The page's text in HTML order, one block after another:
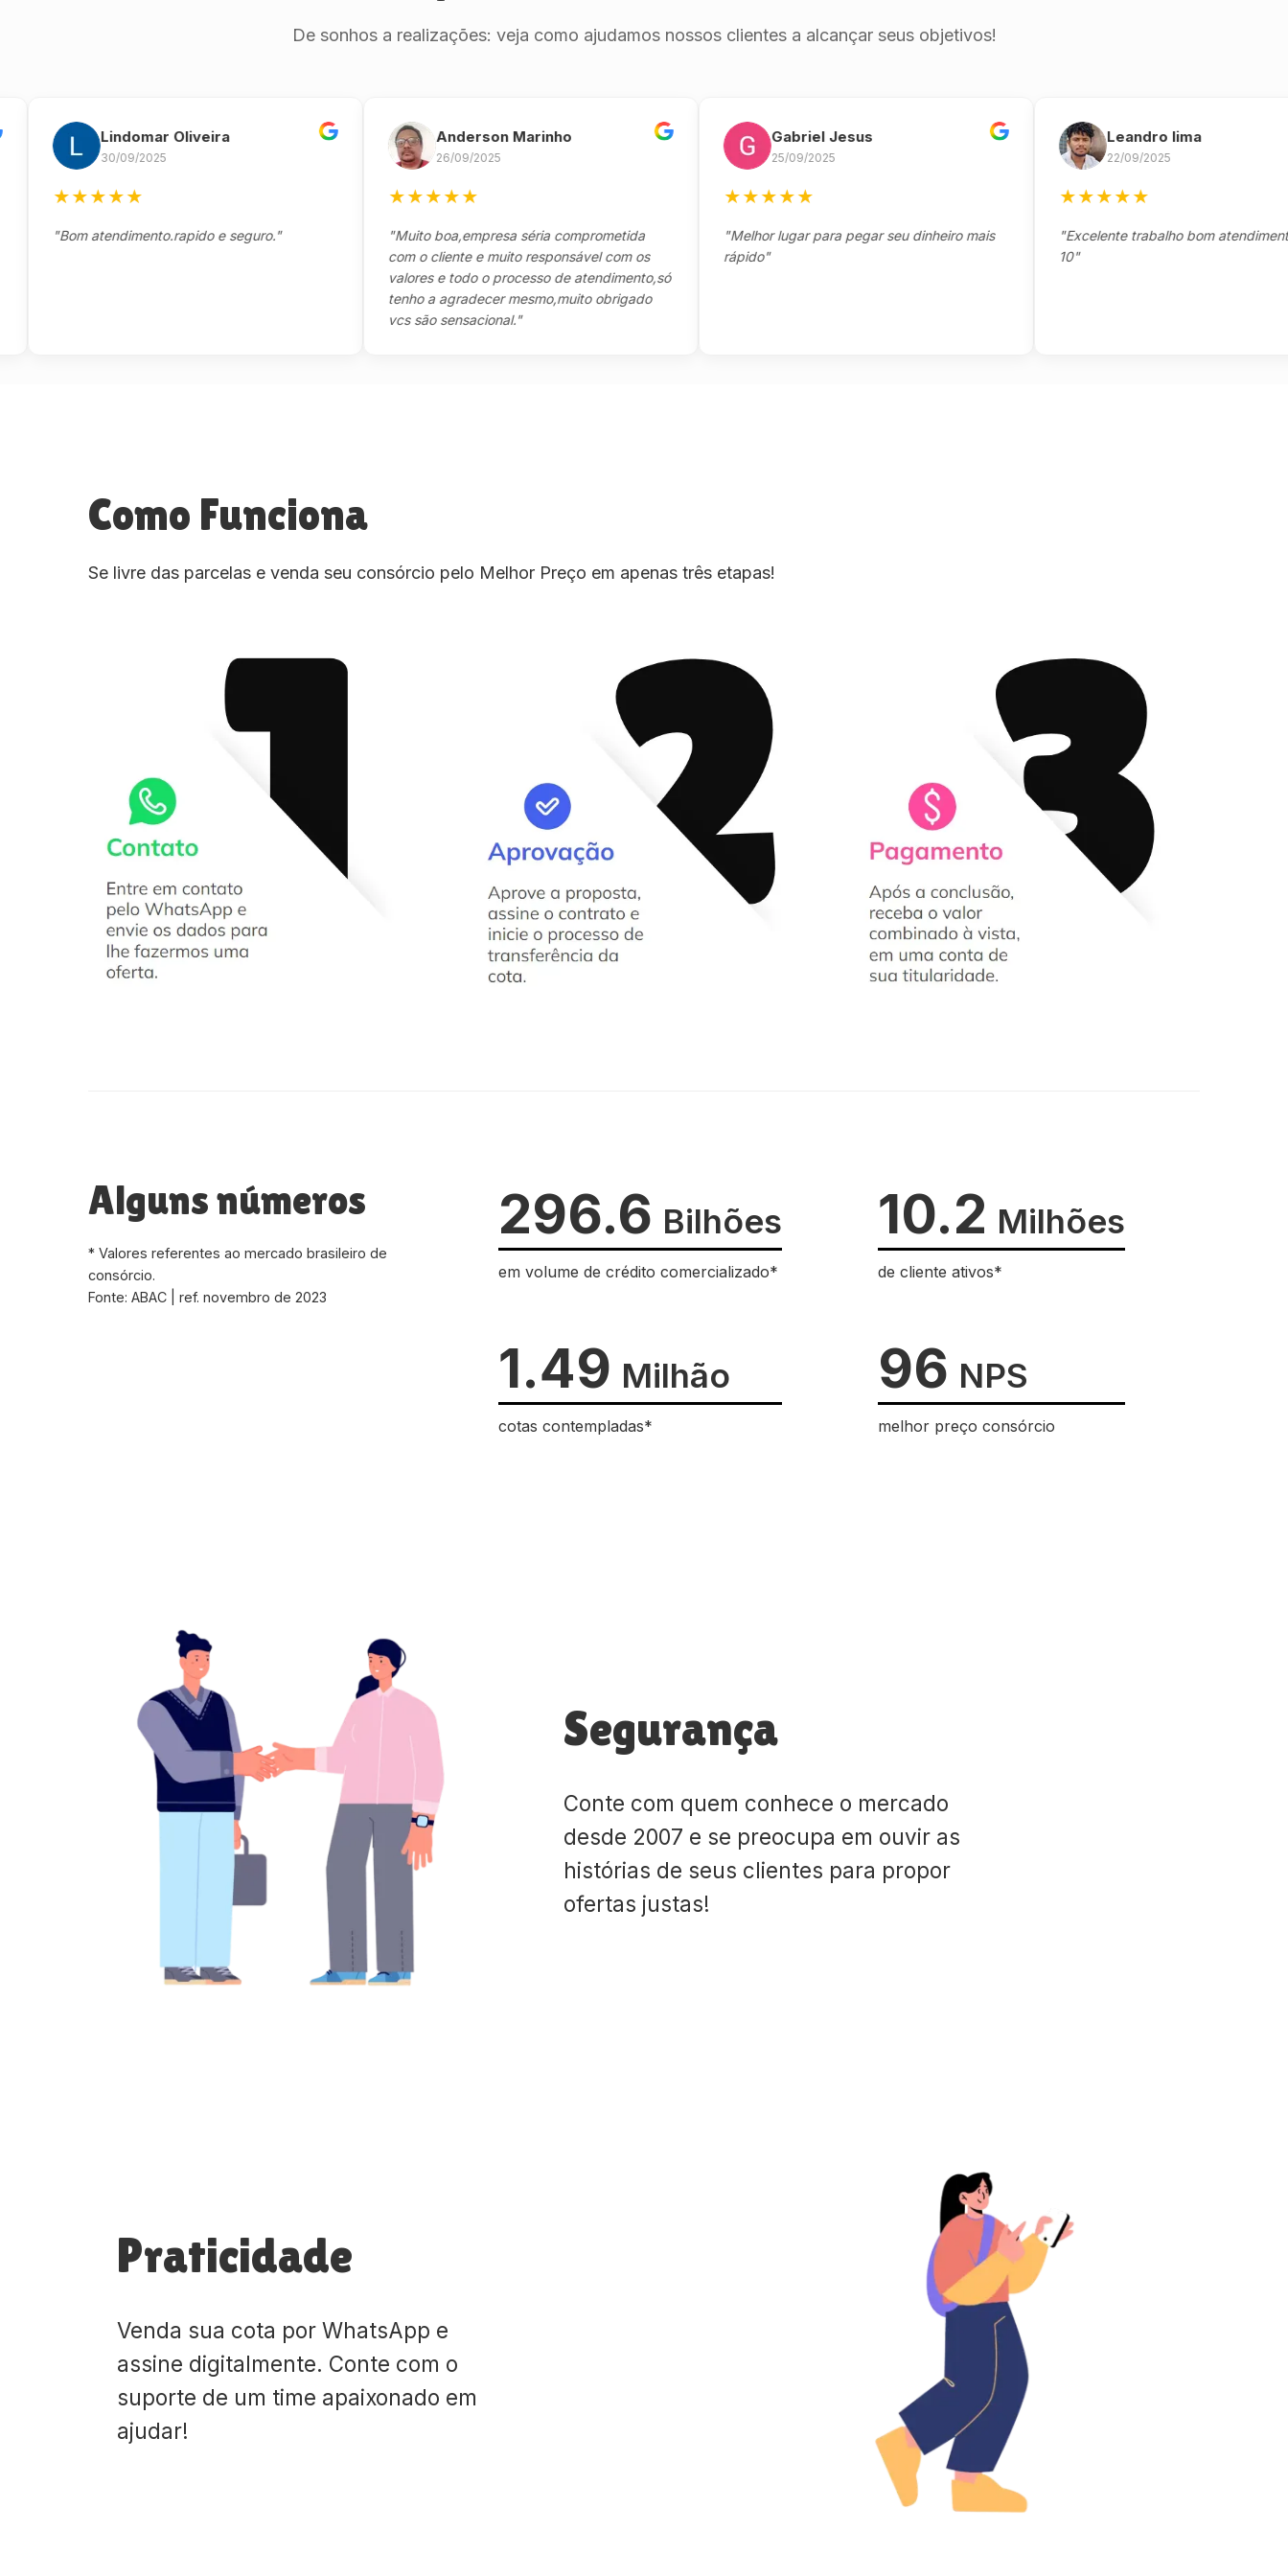
De sonhos a realizações: veja como ajudamos nossos clientes a alcançar seus objetivos!
Lindomar Oliveira
30/09/2025
★★★★
"Bom atendimento.rapido e seguro."
Anderson Marinho
26/09/2025
★★★★
"Muito boa,empresa séria comprometida
com o cliente e muito responsável com os
valores e todo o processo de atendimento,só
tenho a agradecer mesmo,muito obrigado
vcs são sensacional."
Gabriel Jesus
25/09/2025
★★★★
"Melhor lugar para pegar seu dinheiro mais
rápido"
Leandro lima
22/09/2025
★★★★
"Excelente trabalho bom atendimento
Como Funciona
Se livre das parcelas e venda seu consórcio pelo Melhor Preço em apenas três etapas!
Alguns números
* Valores referentes ao mercado brasileiro de
consórcio.
Fonte: ABAC | ref. novembro de 2023
296.6 Bilhões
em volume de crédito comercializado*
10.2 Milhões
de cliente ativos*
1.49 Milhão
cotas contempladas*
96 NPS
melhor preço consórcio
Segurança
Conte com quem conhece o mercado
desde 2007 e se preocupa em ouvir as
histórias de seus clientes para propor
ofertas justas!
Praticidade
Venda sua cota por WhatsApp e
assine digitalmente. Conte com o
suporte de um time apaixonado em
ajudar!